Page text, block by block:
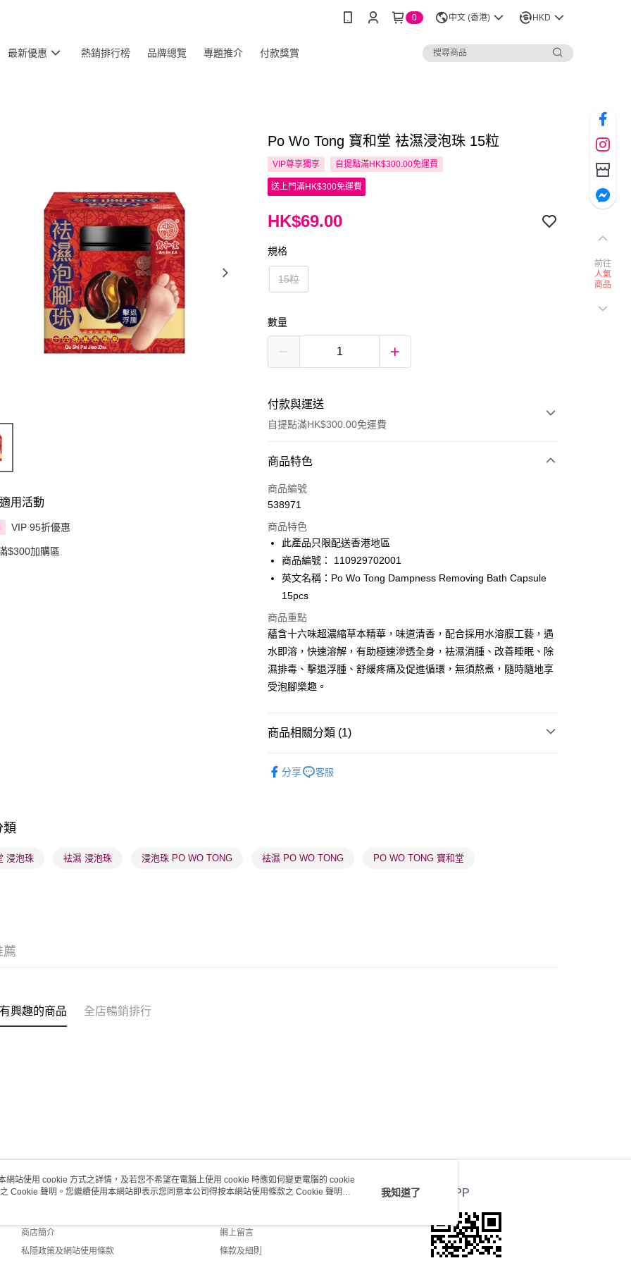
0 中文 (香港) HKD
最新優惠 熱銷排行榜 品牌總覽 專題推介 付款獎賞
用活動
VIP 95折優惠
$300加購區
Po Wo Tong 寶和堂 袪濕浸泡珠 15粒
VIP尊享獨享 自提點滿HK$300.00免運費
送上門滿HK$300免運費
HK$69.00
規格
15粒
數量
付款與運送
自提點滿HK$300.00免運費
付款方式
信用卡
AlipayHK
PayMe
WeChat Pay
BoC Pay
送貨方式
順豐自助櫃 - 確認發貨後1-3個工作天送達
順豐站及營業點 - 確認發貨後1-3個工作天送達
確認發貨後1-3 工作天送達，訂單將隨機分配至SF順豐速運或京東
取。逾期會取消訂單，並不會安排重寄
商品特色
商品編號
538971
商品特色
此產品只限配送香港地區
商品編號： 110929702001
英文名稱：Po Wo Tong Dampness Removing Bath Capsule
15pcs
商品重點
蘊含十六味超濃縮草本精華，味道清香，配合採用水溶膜工藝，遇
水即溶，快速溶解，有助極速滲透全身，袪濕消腫、改善睡眠、除
濕排毒、擊退浮腫、舒緩疼痛及促進循環，無須熬煮，隨時隨地享
受泡腳樂趣。
商品相關分類 (1)
分享
客服
類
浸泡珠 袪濕 浸泡珠 浸泡珠 PO WO TONG 袪濕 PO WO TONG PO WO TONG 寶和堂
薦
興趣的商品 全店暢銷排行
關於我們
商店簡介
私隱政策及網站使用條款
客戶服務
網上留言
條款及細則
官方APP
前往
人氣
商品
網站使用 cookie 方式之詳情，及若您不希望在電腦上使用 cookie 時應如何變更電腦的 cookie
之 Cookie 聲明。您繼續使用本網站即表示您同意本公司得按本網站使用條款之 Cookie 聲明使
我知道了